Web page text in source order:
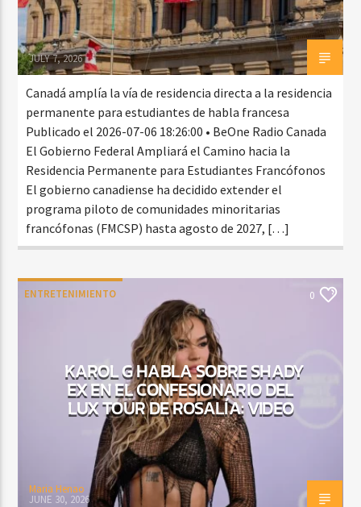
JULY 7, 2026
Canadá amplía la vía de residencia directa a la residencia
permanente para estudiantes de habla francesa
Publicado el 2026-07-06 18:26:00 • BeOne Radio Canada
El Gobierno Federal Ampliará el Camino hacia la
Residencia Permanente para Estudiantes Francófonos
El gobierno canadiense ha decidido extender el
programa piloto de comunidades minoritarias
francófonas (FMCSP) hasta agosto de 2027, […]
ENTRETENIMIENTO 0
KAROL G HABLA SOBRE SHADY
EX EN EL CONFESIONARIO DEL
LUX TOUR DE ROSALÍA: VIDEO
Maria Henao
JUNE 30, 2026